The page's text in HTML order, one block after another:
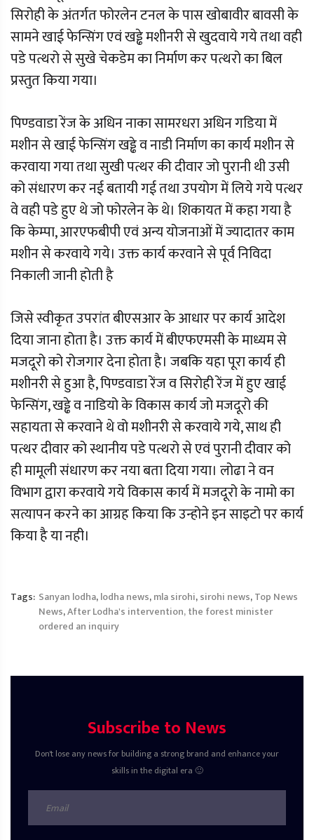
सिरोही के अंतर्गत फोरलेन टनल के पास खोबावीर बावसी के
सामने खाई फेन्सिंग एवं खड्ढे मशीनरी से खुदवाये गये तथा वही
पडे पत्थरो से सुखे चेकडेम का निर्माण कर पत्थरो का बिल
प्रस्तुत किया गया।
पिण्डवाडा रेंज के अधिन नाका सामरधरा अधिन गडिया में
मशीन से खाई फेन्सिंग खड्ढे व नाडी निर्माण का कार्य मशीन से
करवाया गया तथा सुखी पत्थर की दीवार जो पुरानी थी उसी
को संधारण कर नई बतायी गई तथा उपयोग में लिये गये पत्थर
वे वही पडे हुए थे जो फोरलेन के थे। शिकायत में कहा गया है
कि केम्पा, आरएफबीपी एवं अन्य योजनाओं में ज्यादातर काम
मशीन से करवाये गये। उक्त कार्य करवाने से पूर्व निविदा
निकाली जानी होती है
जिसे स्वीकृत उपरांत बीएसआर के आधार पर कार्य आदेश
दिया जाना होता है। उक्त कार्य में बीएफएमसी के माध्यम से
मजदूरो को रोजगार देना होता है। जबकि यहा पूरा कार्य ही
मशीनरी से हुआ है, पिण्डवाडा रेंज व सिरोही रेंज में हुए खाई
फेन्सिंग, खड्ढे व नाडियो के विकास कार्य जो मजदूरो की
सहायता से करवाने थे वो मशीनरी से करवाये गये, साथ ही
पत्थर दीवार को स्थानीय पडे पत्थरो से एवं पुरानी दीवार को
ही मामूली संधारण कर नया बता दिया गया। लोढा ने वन
विभाग द्वारा करवाये गये विकास कार्य में मजदूरो के नामो का
सत्यापन करने का आग्रह किया कि उन्होने इन साइटो पर कार्य
किया है या नही।
Tags: Sanyan lodha,lodha news,mla sirohi,sirohi news,Top News
News,After Lodha's intervention, the forest minister
ordered an inquiry
Subscribe to News
Don't lose any news for building a strong brand and enhance your
skills in the digital era 🙂